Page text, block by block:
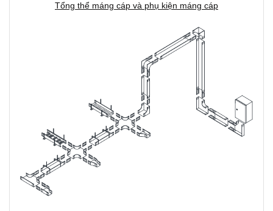
Tổng thể máng cáp và phụ kiện máng cáp